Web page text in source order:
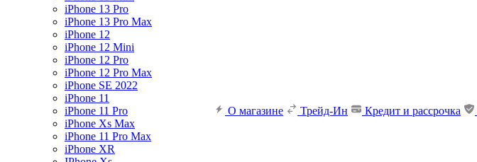
iPhone 13 Pro
iPhone 13 Pro Max
iPhone 12
iPhone 12 Mini
iPhone 12 Pro
iPhone 12 Pro Max
iPhone SE 2022
iPhone 11
iPhone 11 Pro
iPhone Xs Max
iPhone 11 Pro Max
iPhone XR
О магазине Трейд-Ин Кредит и рассрочка